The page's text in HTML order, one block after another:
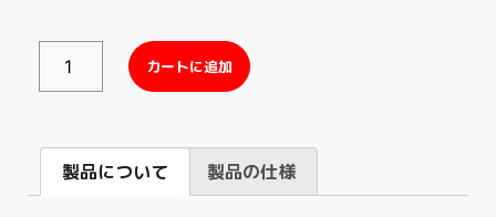
カートに追加
製品について 製品の仕様